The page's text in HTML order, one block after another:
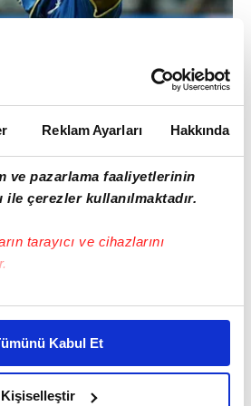
Reklam Ayarları Hakkında
ve pazarlama faaliyetlerinin
ile çerezler kullanılmaktadır.
tarayıcı ve cihazlarını
halinde sizlere özel
yaşatabiliriz. Bunu yaparken
iyi bir reklam deneyimi sunmak
iyi içerikleri sunabilmek adına
Kabul Et
Kişiselleştir
göre Beşiktaş, bonservisi
olan ve geçen sezonun
için fiyat bilgisi istedi.